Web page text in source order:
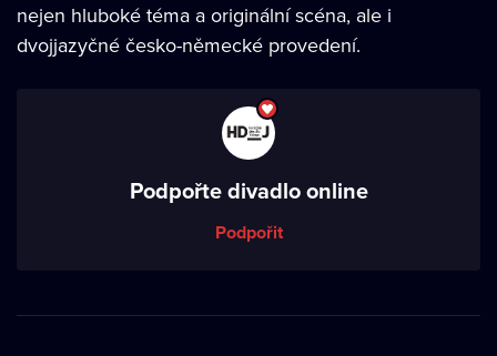
nejen hluboké téma a originální scéna, ale i
dvojjazyčné česko-německé provedení.
Podpořte divadlo online
Podpořit